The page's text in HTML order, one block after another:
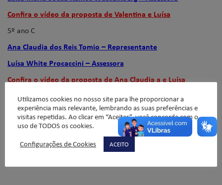
Confira o vídeo da proposta de Valentina e Luísa
5º ano C
Ana Claudia dos Reis Tomio – Representante
Luísa White Procaccini – Assessora
Confira o vídeo da proposta de Ana Claudia a e Luísa
5º ano D
Maria Eduarda Reis Guerra – Representante
Manuela Messana Vieira – Assessora
Utilizamos cookies no nosso site para lhe proporcionar a
experiência mais relevante, lembrando as suas preferências e
visitas repetidas. Ao clicar em “Aceitar”, você concorda com o
uso de TODOS os cookies.
Configurações de Cookies
ACEITO